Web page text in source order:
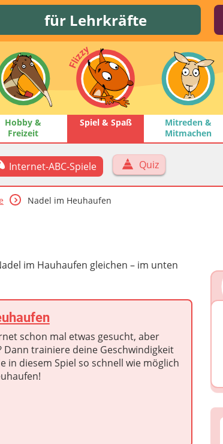
für Lehrkräfte
Hobby &
Freizeit
Spiel & Spaß
Mitreden &
Mitmachen
Internet-ABC-Spiele Quiz
Nadel im Heuhaufen
im Hauhaufen gleichen – im unten
schon mal etwas gesucht, aber
Dann trainiere deine Geschwindigkeit
in diesem Spiel so schnell wie möglich